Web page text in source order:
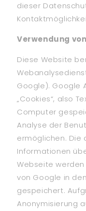
dieser
Verwendung
Diese Website
Google). Google
„Cookies“, also
Computer
Analyse der
ermöglichen. Die
Informationen
Webseite
von Google in
gespeichert.
Anonymisierung